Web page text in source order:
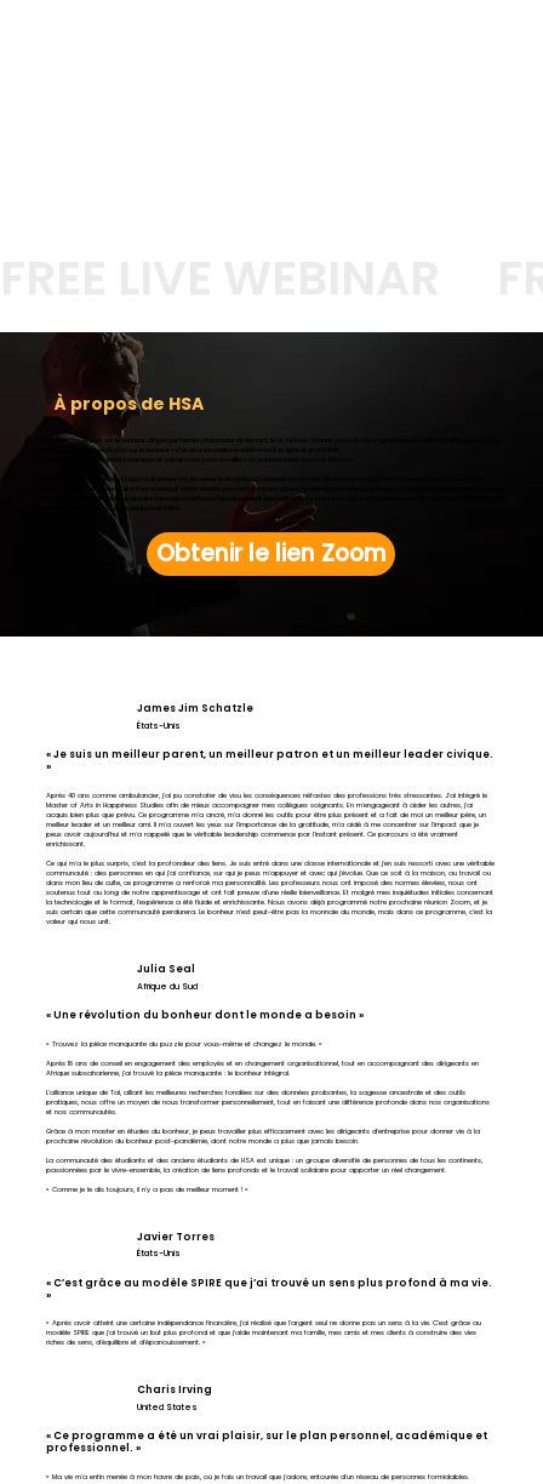
À propos de HSA
L'Académie des études sur le bonheur, dirigée par l'ancien professeur de Harvard, le Dr Tal Ben-Shahar, propose des programmes éducatifs multilingues en ligne
allant d'un « certificat en études sur le bonheur » d'un an à une maîtrise entièrement en ligne et accréditée.
HSA abrite un réseau mondial dynamique et solidaire composé de milliers de professionnels issus de 100 pays.
La mission de l'Académie des Études du Bonheur est de mener la révolution du bonheur en formant des leaders engagés dans l'épanouissement personnel,
interpersonnel et communautaire. Pour accomplir cette mission, nous adoptons une approche holistique et interdisciplinaire de l'enseignement du bonheur : d'abord
dans notre définition du bonheur, ensuite dans notre méthode d'enseignement. Nous définissons le bonheur comme l'expérience du bien-être global de la personne,
ou en résumé, l'expérience de la plénitude de l'être.
Obtenir le lien Zoom
James Jim Schatzle
États-Unis
« Je suis un meilleur parent, un meilleur patron et un meilleur leader civique.
»
Après 40 ans comme ambulancier, j'ai pu constater de visu les conséquences néfastes des professions très stressantes. J'ai intégré le
Master of Arts in Happiness Studies afin de mieux accompagner mes collègues soignants. En m'engageant à aider les autres, j'ai
acquis bien plus que prévu. Ce programme m'a ancré, m'a donné les outils pour être plus présent et a fait de moi un meilleur père, un
meilleur leader et un meilleur ami. Il m'a ouvert les yeux sur l'importance de la gratitude, m'a aidé à me concentrer sur l'impact que je
peux avoir aujourd'hui et m'a rappelé que le véritable leadership commence par l'instant présent. Ce parcours a été vraiment
enrichissant.
Ce qui m'a le plus surpris, c'est la profondeur des liens. Je suis entré dans une classe internationale et j'en suis ressorti avec une véritable
communauté : des personnes en qui j'ai confiance, sur qui je peux m'appuyer et avec qui j'évolue. Que ce soit à la maison, au travail ou
dans mon lieu de culte, ce programme a renforcé ma personnalité. Les professeurs nous ont imposé des normes élevées, nous ont
soutenus tout au long de notre apprentissage et ont fait preuve d'une réelle bienveillance. Et malgré mes inquiétudes initiales concernant
la technologie et le format, l'expérience a été fluide et enrichissante. Nous avons déjà programmé notre prochaine réunion Zoom, et je
suis certain que cette communauté perdurera. Le bonheur n'est peut-être pas la monnaie du monde, mais dans ce programme, c'est la
valeur qui nous unit.
Julia Seal
Afrique du Sud
« Une révolution du bonheur dont le monde a besoin »
« Trouvez la pièce manquante du puzzle pour vous-même et changez le monde. »
Après 18 ans de conseil en engagement des employés et en changement organisationnel, tout en accompagnant des dirigeants en
Afrique subsaharienne, j'ai trouvé la pièce manquante : le bonheur intégral.
L'alliance unique de Tal, alliant les meilleures recherches fondées sur des données probantes, la sagesse ancestrale et des outils
pratiques, nous offre un moyen de nous transformer personnellement, tout en faisant une différence profonde dans nos organisations
et nos communautés.
Grâce à mon master en études du bonheur, je peux travailler plus efficacement avec les dirigeants d'entreprise pour donner vie à la
prochaine révolution du bonheur post-pandémie, dont notre monde a plus que jamais besoin.
La communauté des étudiants et des anciens étudiants de HSA est unique : un groupe diversifié de personnes de tous les continents,
passionnées par le vivre-ensemble, la création de liens profonds et le travail solidaire pour apporter un réel changement.
« Comme je le dis toujours, il n'y a pas de meilleur moment ! »
Javier Torres
États-Unis
« C’est grâce au modèle SPIRE que j’ai trouvé un sens plus profond à ma vie.
»
« Après avoir atteint une certaine indépendance financière, j'ai réalisé que l'argent seul ne donne pas un sens à la vie. C'est grâce au
modèle SPIRE que j'ai trouvé un but plus profond et que j'aide maintenant ma famille, mes amis et mes clients à construire des vies
riches de sens, d'équilibre et d'épanouissement. »
Charis Irving
United States
« Ce programme a été un vrai plaisir, sur le plan personnel, académique et
professionnel. »
« Ma vie m'a enfin menée à mon havre de paix, où je fais un travail que j'adore, entourée d'un réseau de personnes formidables.